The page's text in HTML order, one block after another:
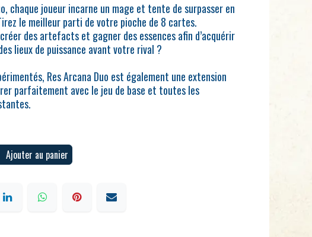
chaque joueur incarne un mage et tente de surpasser en
le meilleur parti de votre pioche de 8 cartes.
des artefacts et gagner des essences afin d’acquérir
lieux de puissance avant votre rival ?
Res Arcana Duo est également une extension
parfaitement avec le jeu de base et toutes les
Ajouter au panier